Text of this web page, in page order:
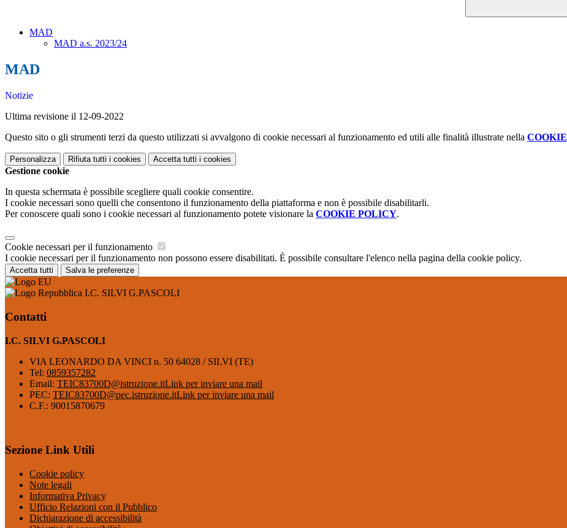
MAD
MAD a.s. 2023/24
MAD
Notizie
Ultima revisione il 12-09-2022
Questo sito o gli strumenti terzi da questo utilizzati si avvalgono di cookie necessari al funzionamento ed utili alle finalità illustrate nella
Personalizza Rifiuta tutti i cookies Accetta tutti i cookies
Gestione cookie
In questa schermata è possibile scegliere quali cookie consentire.
I cookie necessari sono quelli che consentono il funzionamento della piattaforma e non è possibile disabilitarli.
Per conoscere quali sono i cookie necessari al funzionamento potete visionare la COOKIE POLICY.
Cookie necessari per il funzionamento
I cookie necessari per il funzionamento non possono essere disabilitati. È possibile consultare l'elenco nella pagina della cookie policy.
Accetta tutti Salva le preferenze
I.C. SILVI G.PASCOLI
Contatti
I.C. SILVI G.PASCOLI
VIA LEONARDO DA VINCI n. 50 64028 / SILVI (TE)
Tel: 0859357282
Email: TEIC83700D@istruzione.itLink per inviare una mail
PEC: TEIC83700D@pec.istruzione.itLink per inviare una mail
C.F.: 90015870679
Sezione Link Utili
Cookie policy
Note legali
Informativa Privacy
Ufficio Relazioni con il Pubblico
Dichiarazione di accessibilità